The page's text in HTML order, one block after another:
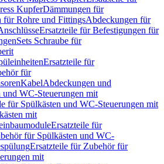
KupferDämmungen für
für Rohre und FittingsAbdeckungen für
Ersatzteile für Befestigungen für
Sets Schraube für
Ersatzteile für
für
KabelAbdeckungen und
und WC-Steuerungen mit
für Spülkästen und WC-Steuerungen mit
mit
Ersatzteile für
für Spülkästen und WC-
Ersatzteile für Zubehör für
mit